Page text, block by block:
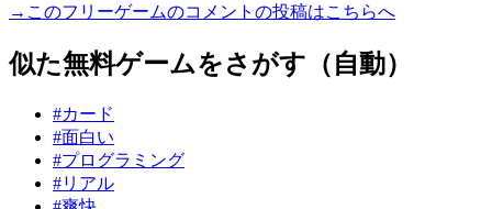
→このフリーゲームのコメントの投稿はこちらへ
似た無料ゲームをさがす（自動）
#カード
#面白い
#プログラミング
#リアル